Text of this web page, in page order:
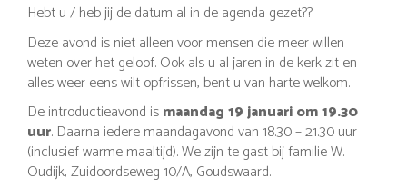
Hebt u / heb jij de datum al in de agenda gezet??
Deze avond is niet alleen voor mensen die meer willen
weten over het geloof. Ook als u al jaren in de kerk zit en
alles weer eens wilt opfrissen, bent u van harte welkom.
De introductieavond ismaandag 19 januari om 19.30
uur. Daarna iedere maandagavond van 18.30 – 21.30 uur
(inclusief warme maaltijd). We zijn te gast bij familie W.
Oudijk, Zuidoordseweg 10/A, Goudswaard.